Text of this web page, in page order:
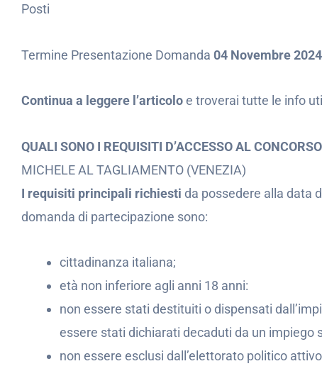
Posti
Termine Presentazione Domanda 04 Novembre 2024
Continua a leggere l’articoloe troverai tutte le info
QUALI SONO I REQUISITI D’ACCESSO AL CONCORSO
MICHELE AL TAGLIAMENTO (VENEZIA)
I requisiti principali richiesti da possedere alla data
domanda di partecipazione sono:
cittadinanza italiana;
età non inferiore agli anni 18 anni:
non essere stati destituiti o dispensati
essere stati dichiarati decaduti da un impiego
non essere esclusi dall’elettorato politico